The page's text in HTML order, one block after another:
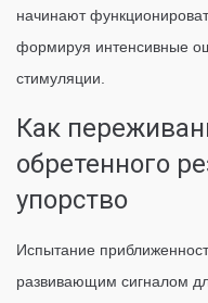
начинают
формируя интенсивные
стимуляции.
Как
обретенного
упорство
Испытание
развивающим сигналом